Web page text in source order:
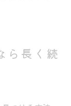
ら長く続